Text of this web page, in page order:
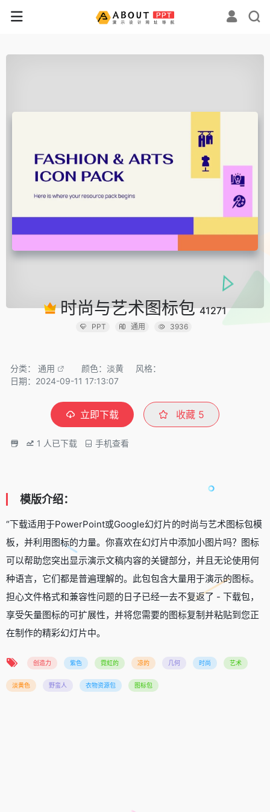
时尚与艺术图标包41271
PPT 通用 3936
分类： 通用 颜色：淡黄
风格：
日期：2024-09-11 17:13:07
立即下载 收藏 5
1 人已下载 手机查看
模版介绍：
“下载适用于PowerPoint或Google幻灯片的时尚与艺术图标包模
板，并利用图标的力量。你喜欢在幻灯片中添加小图片吗？图标
可以帮助您突出显示演示文稿内容的关键部分，并且无论使用何
种语言，它们都是普遍理解的。此包包含大量用于演示的图标。
担心文件格式和兼容性问题的日子已经一去不复返了 - 下载包，
享受矢量图标的可扩展性，并将您需要的图标复制并粘贴到您正
在制作的精彩幻灯片中。
创造力 紫色 霓虹的 凉的 几何 时尚 艺术
淡黄色 野蛮人 衣物资源包 图标包